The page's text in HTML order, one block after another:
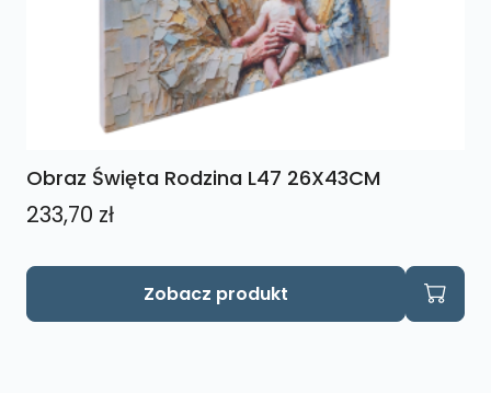
Obraz Święta Rodzina L47 26X43CM
233,70 zł
Zobacz produkt